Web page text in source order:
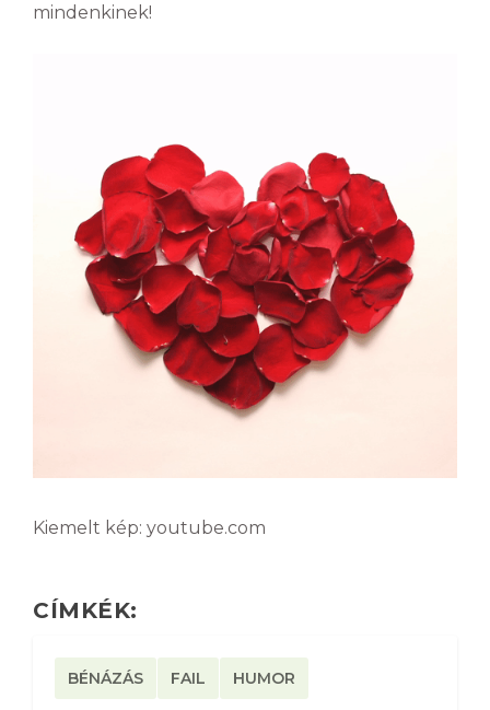
mindenkinek!
Kiemelt kép: youtube.com
CÍMKÉK:
BÉNÁZÁS FAIL HUMOR